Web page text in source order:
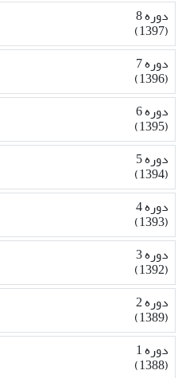
دوره 8
(1397)
دوره 7
(1396)
دوره 6
(1395)
دوره 5
(1394)
دوره 4
(1393)
دوره 3
(1392)
دوره 2
(1389)
دوره 1
(1388)